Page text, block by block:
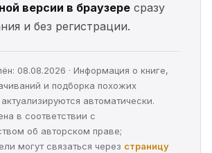
версии в браузере сразу
и без регистрации.
08.08.2026 · Информация о книге,
и подборка похожих
автоматически.
в соответствии с
об авторском праве;
могут связаться через страницу